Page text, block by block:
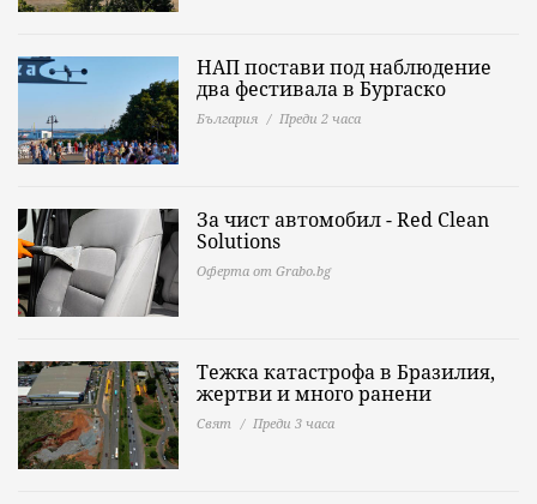
НАП постави под наблюдение
два фестивала в Бургаско
България Преди 2 часа
За чист автомобил - Red Clean
Solutions
Оферта от Grabo.bg
Тежка катастрофа в Бразилия,
жертви и много ранени
Свят Преди 3 часа